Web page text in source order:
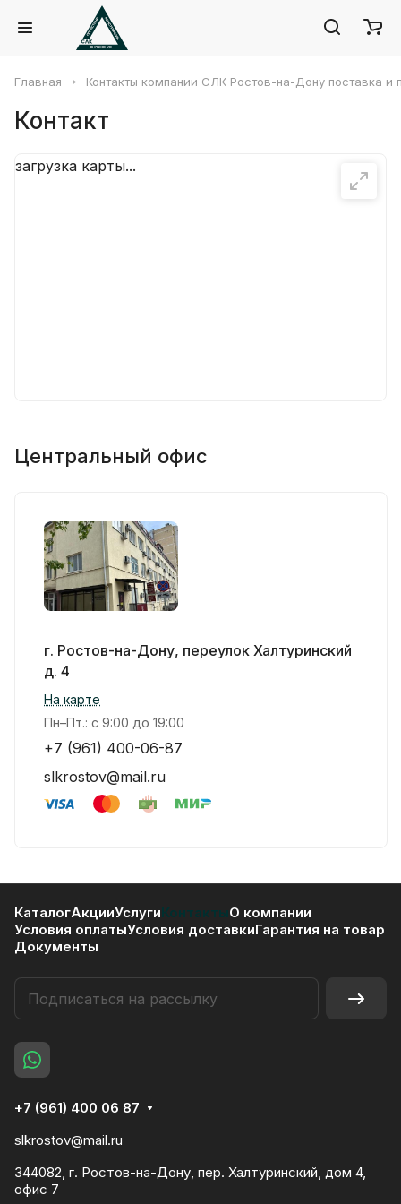
Главная Контакты компании СЛК Ростов-на-Дону поставка
Контакт
загрузка карты...
Центральный офис
г. Ростов-на-Дону, переулок Халтуринский
д. 4
На карте
Пн–Пт.: с 9:00 до 19:00
+7 (961) 400-06-87
slkrostov@mail.ru
КаталогАкцииУслугиКонтактыО компании
Условия оплатыУсловия доставкиГарантия на товар
Документы
+7 (961) 400 06 87
slkrostov@mail.ru
344082, г. Ростов-на-Дону, пер. Халтуринский, дом 4,
офис 7